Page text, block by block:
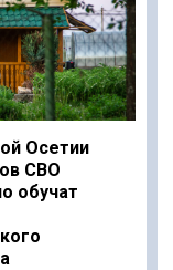
Осетии
СВО
обучат